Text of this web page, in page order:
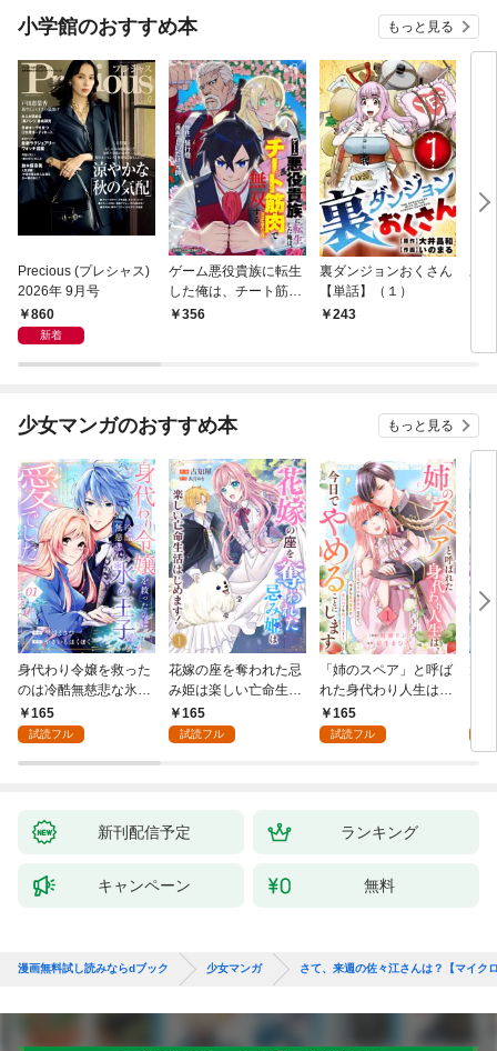
小学館のおすすめ本 もっと見る
Precious (プレシャス)
2026年 9月号
860
新着
ゲーム悪役貴族に転生
した俺は、チート筋肉
で無双する【単話】
356
裏ダンジョンおくさん
【単話】（１）
243
あ
少女マンガのおすすめ本 もっと見る
身代わり令嬢を救った
のは冷酷無慈悲な氷の
王子の愛でした１
165
試読フル
花嫁の座を奪われた忌
み姫は楽しい亡命生活
はじめます！１
165
試読フル
「姉のスペア」と呼ば
れた身代わり人生は、
今日でやめることにし
ます～辺境で自由を満
165
試読フル
新刊配信予定 ランキング
キャンペーン 無料
漫画無料試し読みならdブック 少女マンガ さて、来週の佐々江さんは？【マイク